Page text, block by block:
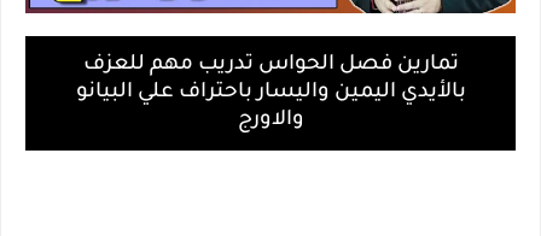
تمارين فصل الحواس تدريب مهم للعزف
بالأيدي اليمين واليسار باحتراف علي البيانو
والاورج